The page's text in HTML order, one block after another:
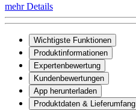
mehr Details
Wichtigste Funktionen
Produktinformationen
Expertenbewertung
Kundenbewertungen
App herunterladen
Produktdaten & Lieferumfang